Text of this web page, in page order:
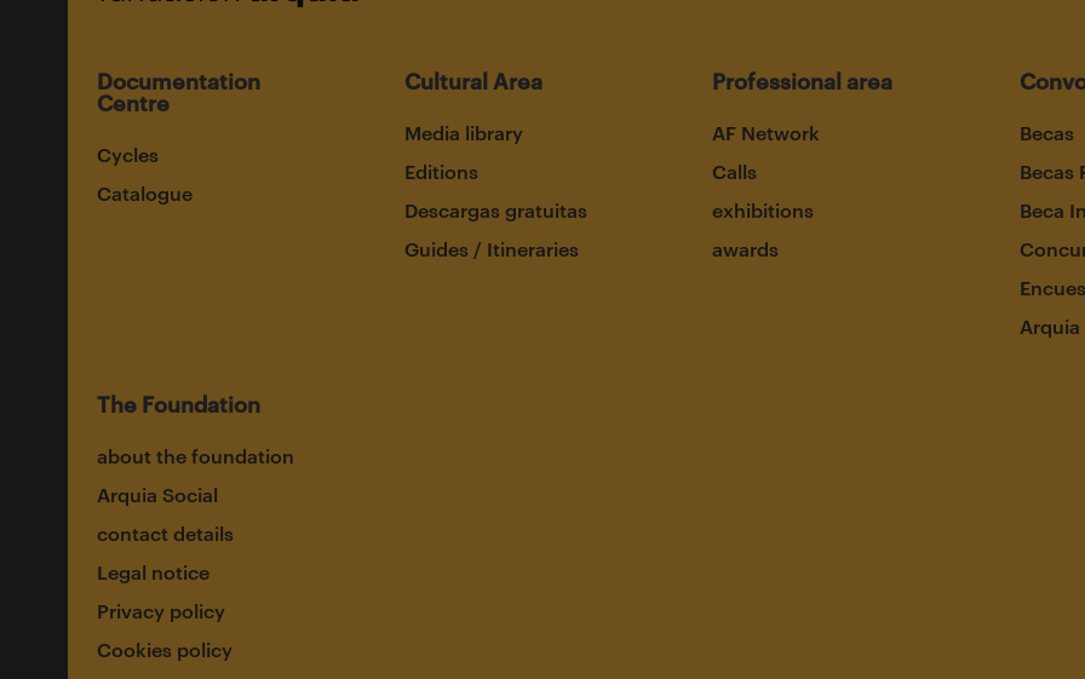
Documentation
Centre
Cycles
Catalogue
Cultural Area
Media library
Editions
Descargas gratuitas
Guides / Itineraries
Professional area
AF Network
Calls
exhibitions
awards
Becas
Becas
Beca
Arquia
The Foundation
about the foundation
Arquia Social
contact details
Legal notice
Privacy policy
Cookies policy